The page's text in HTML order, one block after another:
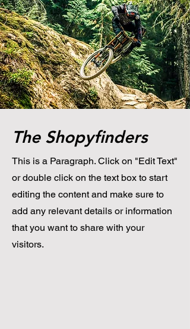
The Shopyfinders
This is a Paragraph. Click on "Edit Text"
or double click on the text box to start
editing the content and make sure to
add any relevant details or information
that you want to share with your
visitors.